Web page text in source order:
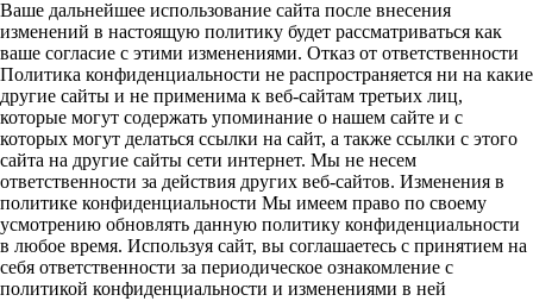
Ваше дальнейшее использование сайта после внесения
изменений в настоящую политику будет рассматриваться как
ваше согласие с этими изменениями. Отказ от ответственности
Политика конфиденциальности не распространяется ни на какие
другие сайты и не применима к веб-сайтам третьих лиц,
которые могут содержать упоминание о нашем сайте и с
которых могут делаться ссылки на сайт, а также ссылки с этого
сайта на другие сайты сети интернет. Мы не несем
ответственности за действия других веб-сайтов. Изменения в
политике конфиденциальности Мы имеем право по своему
усмотрению обновлять данную политику конфиденциальности
в любое время. Используя сайт, вы соглашаетесь с принятием на
себя ответственности за периодическое ознакомление с
политикой конфиденциальности и изменениями в ней